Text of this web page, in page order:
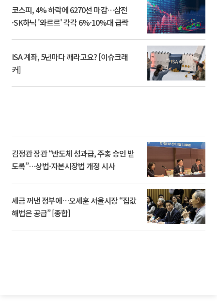
코스피, 4% 하락에 6270선 마감…삼전
·SK하닉 '와르르' 각각 6%·10%대 급락
ISA 계좌, 5년마다 깨라고요? [이슈크래
커]
김정관 장관 “반도체 성과급, 주총 승인 받
도록”…상법·자본시장법 개정 시사
세금 꺼낸 정부에…오세훈 서울시장 “집값
해법은 공급” [종합]